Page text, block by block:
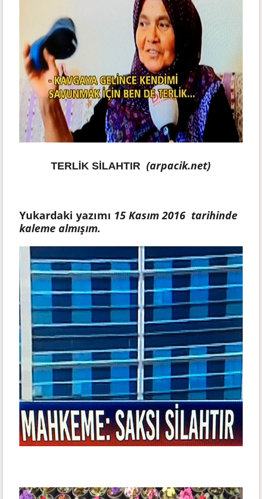
TERLİK SİLAHTIR (arpacik.net)
Yukardaki yazımı 15 Kasım 2016 tarihinde
kaleme almışım.